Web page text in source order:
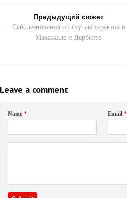
Предыдущий сюжет
Соболезнования по случаю терактов в
Махачкале и Дербенте
Leave a comment
Name* Email*